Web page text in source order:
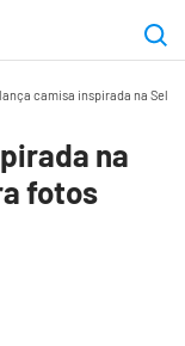
camisa inspirada na
na
fotos